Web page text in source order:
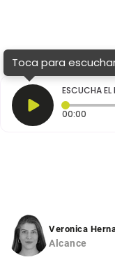
Toca para
ESCUCHA EL
00:00
Veronica
Alcance